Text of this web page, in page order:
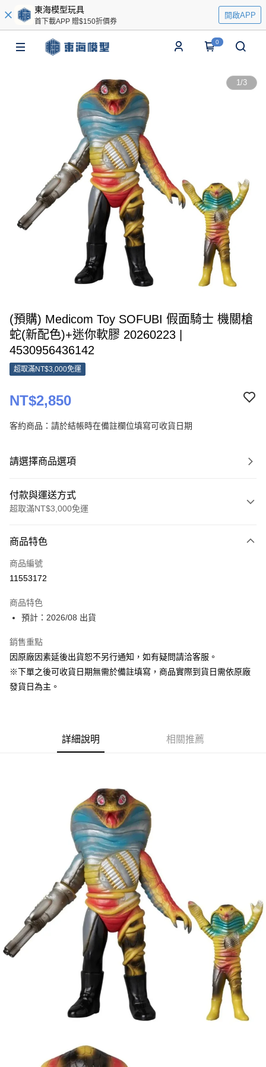
東海模型玩具
首下載APP 贈$150折價券
開啟APP
0
1/3
(預購) Medicom Toy SOFUBI 假面騎士 機關槍
蛇(新配色)+迷你軟膠 20260223 |
4530956436142
超取滿NT$3,000免運
NT$2,850
客約商品：請於結帳時在備註欄位填寫可收貨日期
請選擇商品選項
付款與運送方式
超取滿NT$3,000免運
信用卡一次付款
超商取貨付款
ATM付款
運送方式
預購-全家取貨付款(舊)
預購-7-11取貨付款(舊)
每筆NT$90，滿NT$3,000(含以上)免運費
每筆NT$90，滿NT$3,000(含以上)免運費
每筆NT$120，滿NT$3,000(含以上)免運費
預購-宅配(離島)(舊)
每筆NT$160，滿NT$3,000(含以上)免運費
東海門市自取，需自備購物袋取貨唷。
免運費
商品特色
商品編號
11553172
商品特色
預計：2026/08 出貨
銷售重點
因原廠因素延後出貨恕不另行通知，如有疑問請洽客服。
※下單之後可收貨日期無需於備註填寫，商品實際到貨日需依原廠
發貨日為主。
詳細說明 相關推薦